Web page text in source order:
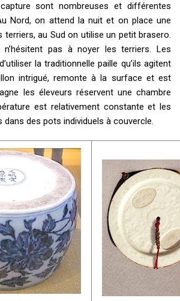
sont nombreuses et différentes
Nord, on attend la nuit et on place une
terriers, au Sud on utilise un petit brasero.
n’hésitent pas à noyer les terriers. Les
la traditionnelle paille qu’ils agitent
intrigué, remonte à la surface et est
les éleveurs réservent une chambre
est relativement constante et les
des pots individuels à couvercle.